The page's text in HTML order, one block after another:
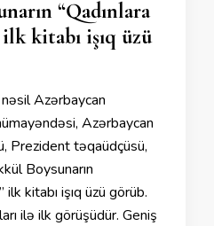
“Qadınlara
kitabı işıq üzü
Azərbaycan
Azərbaycan
Prezident təqaüdçüsü,
Boysunarın
ilk kitabı işıq üzü görüb.
ilə ilk görüşüdür. Geniş